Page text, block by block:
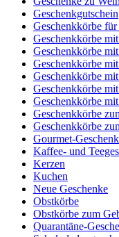
Geschenkgutschein
Geschenkkörbe
Geschenkkörbe
Geschenkkörbe
Geschenkkörbe
Geschenkkörbe
Geschenkkörbe
Geschenkkörbe
Geschenkkörbe
Geschenkkörbe
Gourmet-
Kaffee- und
Kerzen
Kuchen
Neue Geschenke
Obstkörbe
Obstkörbe zum
Quarantäne-